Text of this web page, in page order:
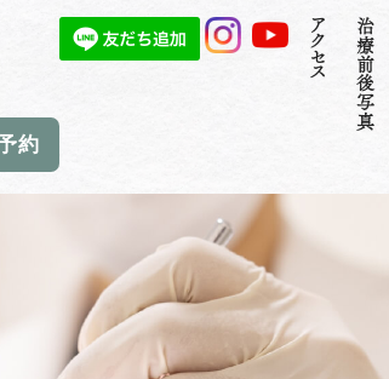
治療前後写真
アクセス
約